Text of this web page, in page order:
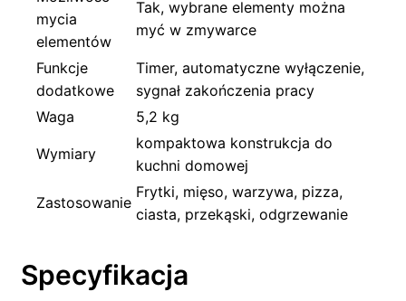
mycia
elementów
Tak, wybrane elementy można
myć w zmywarce
Funkcje
dodatkowe
Timer, automatyczne wyłączenie,
sygnał zakończenia pracy
Waga
5,2 kg
Wymiary
kompaktowa konstrukcja do
kuchni domowej
Zastosowanie
Frytki, mięso, warzywa, pizza,
ciasta, przekąski, odgrzewanie
Specyfikacja